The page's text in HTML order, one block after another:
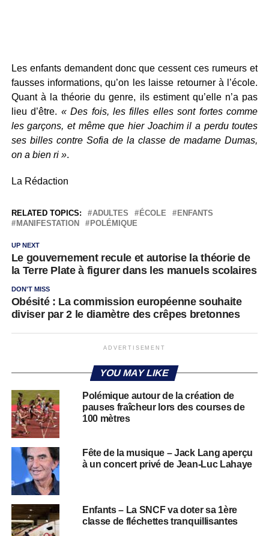
Les enfants demandent donc que cessent ces rumeurs et
fausses informations, qu’on les laisse retourner à l’école.
Quant à la théorie du genre, ils estiment qu’elle n’a pas
lieu d’être. « Des fois, les filles elles sont fortes comme
les garçons, et même que hier Joachim il a perdu toutes
ses billes contre Sofia de la classe de madame Dumas,
on a bien ri ».
La Rédaction
RELATED TOPICS: ADULTES ÉCOLE
ENFANTS
MANIFESTATION
POLÉMIQUE
UP NEXT
Le gouvernement recule et autorise la théorie de
la Terre Plate à figurer dans les manuels scolaires
DON'T MISS
Obésité : La commission européenne souhaite
diviser par 2 le diamètre des crêpes bretonnes
ADVERTISEMENT
YOU MAY LIKE
Polémique autour de la création de
pauses fraîcheur lors des courses de
100 mètres
Fête de la musique – Jack Lang aperçu
à un concert privé de Jean-Luc Lahaye
Enfants – La SNCF va doter sa 1ère
classe de fléchettes tranquillisantes